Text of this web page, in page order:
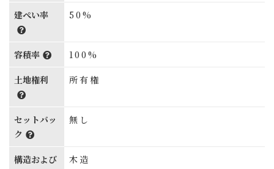
建ぺい率 50%
容積率 100%
土地権利 所有権
セットバッ
ク
無し
構造および
木造